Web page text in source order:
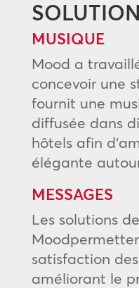
MUSIQUE
Mood a
concevoir une
fournit une
diffusée dans
hôtels afin
élégante
MESSAGES
Les solutions
satisfaction
améliorant le